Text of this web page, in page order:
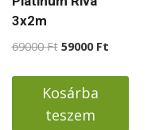
3x2m
69000Ft Original
was:
69000 Ft.
59000 FtCurrent
is:
Kosárba
teszem